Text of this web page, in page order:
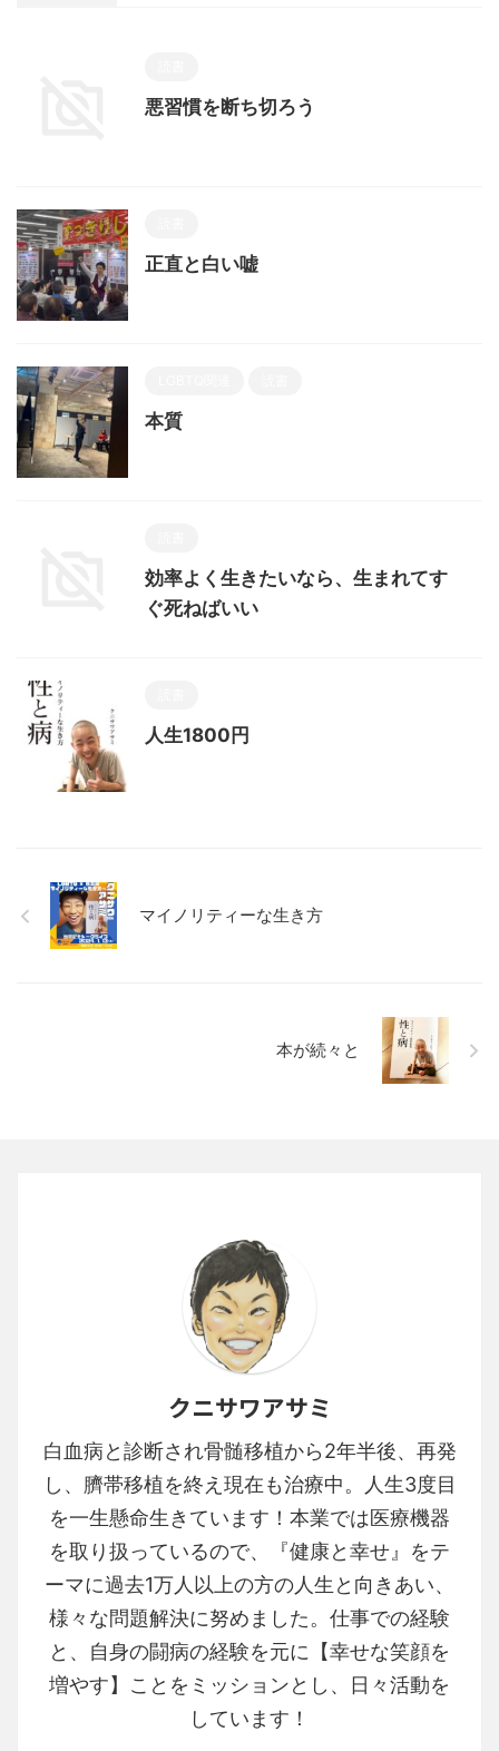
悪習慣を断ち切ろう
正直と白い嘘
本質
効率よく生きたいなら、生まれてす
ぐ死ねばいい
人生1800円
マイノリティーな生き方
本が続々と
クニサワアサミ
白血病と診断され骨髄移植から2年半後、再発
し、臍帯移植を終え現在も治療中。人生3度目
を一生懸命生きています！本業では医療機器
を取り扱っているので、『健康と幸せ』をテ
ーマに過去1万人以上の方の人生と向きあい、
様々な問題解決に努めました。仕事での経験
と、自身の闘病の経験を元に【幸せな笑顔を
増やす】ことをミッションとし、日々活動を
しています！